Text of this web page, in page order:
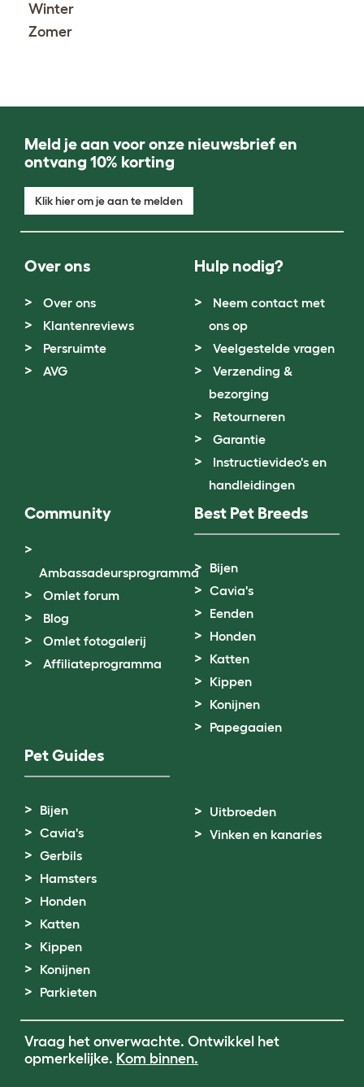
Winter
Zomer
Meld je aan voor onze nieuwsbrief en
ontvang 10% korting
Klik hier om je aan te melden
Over ons
Over ons
Klantenreviews
Persruimte
AVG
Hulp nodig?
Neem contact met
ons op
Veelgestelde vragen
Verzending &
bezorging
Retourneren
Garantie
Instructievideo's en
handleidingen
Community
Ambassadeursprogramma
Omlet forum
Blog
Omlet fotogalerij
Affiliateprogramma
Best Pet Breeds
Bijen
Cavia's
Eenden
Honden
Katten
Kippen
Konijnen
Papegaaien
Pet Guides
Bijen
Cavia's
Gerbils
Hamsters
Honden
Katten
Kippen
Konijnen
Parkieten
Uitbroeden
Vinken en kanaries
Vraag het onverwachte. Ontwikkel het
opmerkelijke. Kom binnen.